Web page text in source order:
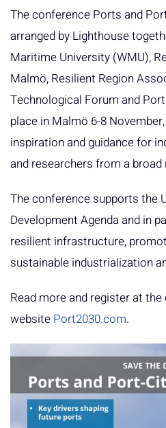
The conference Ports and
arranged by Lighthouse
Maritime University (WMU),
Malmö, Resilient Region
Technological Forum and
place in Malmö 6-8
inspiration and guidance for
and researchers from a
The conference supports the
Development Agenda and in
resilient infrastructure,
sustainable industrialization
Read more and register at
website Port2030.com.